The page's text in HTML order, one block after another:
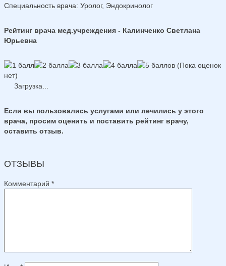
Специальность врача: Уролог, Эндокринолог
Рейтинг врача мед.учреждения - Калинченко Светлана
Юрьевна
(Пока оценок
нет)
Загрузка...
Если вы пользовались услугами или лечились у этого
врача, просим оценить и поставить рейтинг врачу,
оставить отзыв.
ОТЗЫВЫ
Комментарий *